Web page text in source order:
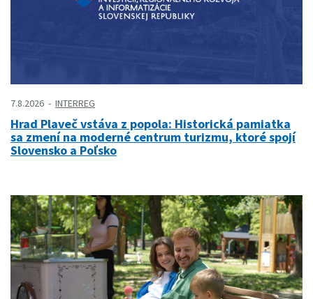
7.8.2026 INTERREG
Hrad Plaveč vstáva z popola: Historická pamiatka
sa zmení na moderné centrum turizmu, ktoré spojí
Slovensko a Poľsko